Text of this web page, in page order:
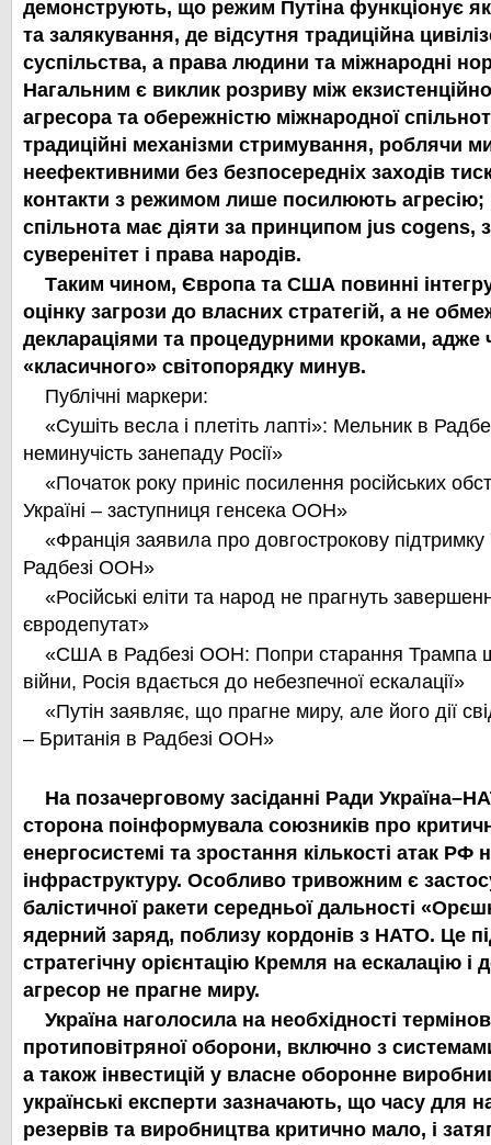
демонструють, що режим Путіна функціонує
та залякування, де відсутня традиційна
суспільства, а права людини та міжнародні
Нагальним є виклик розриву між
агресора та обережністю міжнародної
традиційні механізми стримування, роблячи
неефективними без безпосередніх заходів
контакти з режимом лише посилюють агресію;
спільнота має діяти за принципом jus cogens,
суверенітет і права народів.
Таким чином, Європа та США повинні
оцінку загрози до власних стратегій, а не
деклараціями та процедурними кроками, адже
«класичного» світопорядку минув.
Публічні маркери:
«Сушіть весла і плетіть лапті»: Мельник в
неминучість занепаду Росії»
«Початок року приніс посилення російських
Україні – заступниця генсека ООН»
«Франція заявила про довгострокову підтримку
Радбезі ООН»
«Російські еліти та народ не прагнуть
євродепутат»
«США в Радбезі ООН: Попри старання Трампа
війни, Росія вдається до небезпечної ескалації»
«Путін заявляє, що прагне миру, але його дії
– Британія в Радбезі ООН»
На позачерговому засіданні Ради
сторона поінформувала союзників про
енергосистемі та зростання кількості атак РФ
інфраструктуру. Особливо тривожним є
балістичної ракети середньої дальності
ядерний заряд, поблизу кордонів з НАТО. Це
стратегічну орієнтацію Кремля на ескалацію і
агресор не прагне миру.
Україна наголосила на необхідності
протиповітряної оборони, включно з
а також інвестицій у власне оборонне
українські експерти зазначають, що часу для
резервів та виробництва критично мало, і